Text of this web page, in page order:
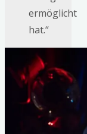
ermöglicht
hat.“